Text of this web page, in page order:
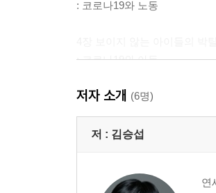
: 코로나19와 노동
: 코로나19와 아동
5장 돌봄의 최전선에 선 사람들
: 코로나19와 여성
저자 소개 (6명)
저 : 김승섭
연